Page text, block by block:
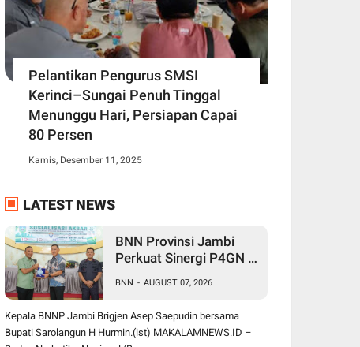
Pelantikan Pengurus SMSI
Kerinci–Sungai Penuh Tinggal
Menunggu Hari, Persiapan Capai
80 Persen
Kamis, Desember 11, 2025
LATEST NEWS
BNN Provinsi Jambi
Perkuat Sinergi P4GN di
Asep Ingatkan Bahaya
Vape Zombie
BNN - AUGUST 07, 2026
Kepala BNNP Jambi Brigjen Asep Saepudin bersama
Bupati Sarolangun H Hurmin.(ist) MAKALAMNEWS.ID –